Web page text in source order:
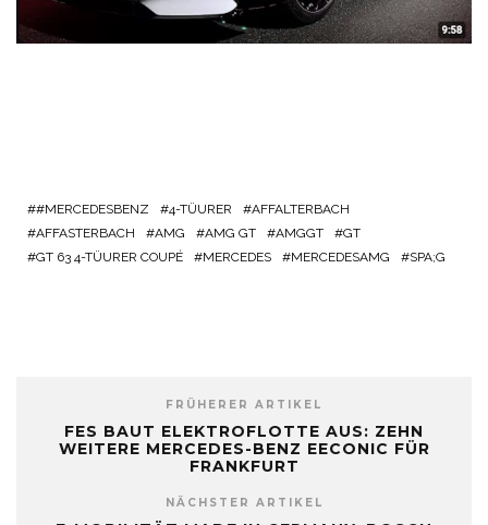
#MERCEDESBENZ 4-TÜURER
AFFALTERBACH
AFFASTERBACH
AMG AMG GT AMGGT
GT
GT 63 4-TÜURER COUPÉ
MERCEDES MERCEDESAMG SPA;G
FRÜHERER ARTIKEL
FES BAUT ELEKTROFLOTTE AUS: ZEHN
WEITERE MERCEDES-BENZ EECONIC FÜR
FRANKFURT
NÄCHSTER ARTIKEL